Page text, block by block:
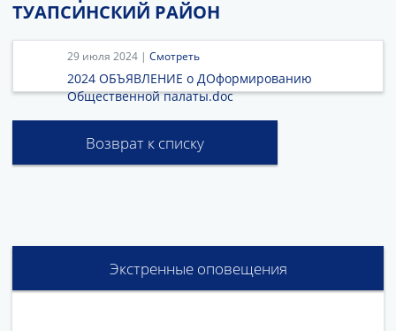
Публичные слушания и общественные обсуждения
ТУАПСИНСКИЙ РАЙОН
29 июля 2024 | Смотреть
2024 ОБЪЯВЛЕНИЕ о ДОформированию
Общественной палаты.doc
Возврат к списку
Экстренные оповещения